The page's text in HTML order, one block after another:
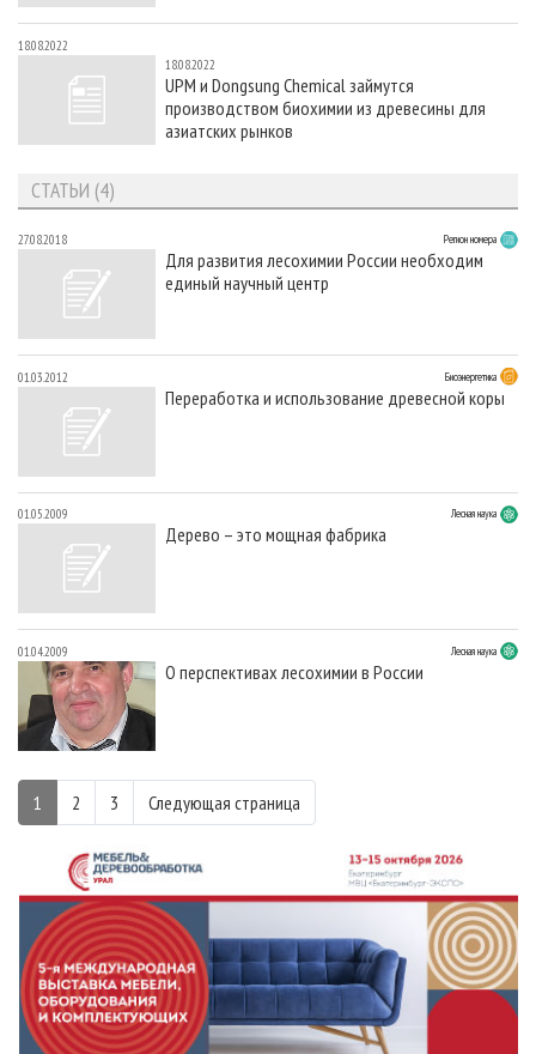
18.08.2022
18.08.2022
UPM и Dongsung Chemical займутся
производством биохимии из древесины для
азиатских рынков
СТАТЬИ (4)
27.08.2018 Регион номера
Для развития лесохимии России необходим
единый научный центр
01.03.2012 Биоэнергетика
Переработка и использование древесной коры
01.05.2009 Лесная наука
Дерево – это мощная фабрика
01.04.2009 Лесная наука
О перспективах лесохимии в России
1 2 3 Следующая страница